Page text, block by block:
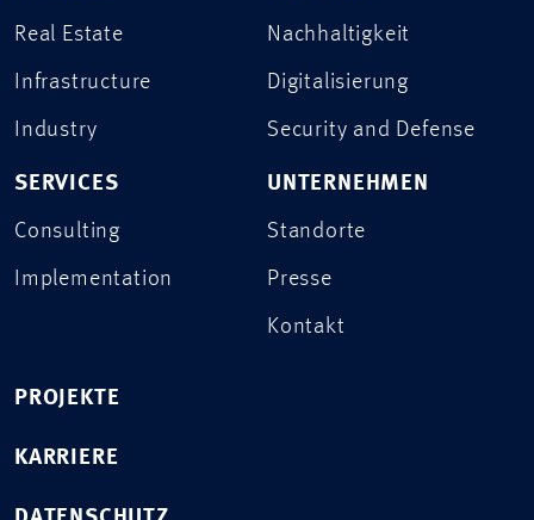
Real Estate
Infrastructure
Industry
SERVICES
Consulting
Implementation
Nachhaltigkeit
Digitalisierung
Security and Defense
UNTERNEHMEN
Standorte
Presse
Kontakt
PROJEKTE
KARRIERE